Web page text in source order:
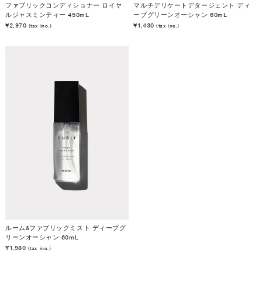
ファブリックコンディショナー ロイヤ
ルジャスミンティー 450mL
¥2,970 (tax inc.)
マルチデリケートデタージェント ディ
ープグリーンオーシャン 60mL
¥1,430 (tax inc.)
ルーム&ファブリックミスト ディープグ
リーンオーシャン 60mL
¥1,980 (tax inc.)